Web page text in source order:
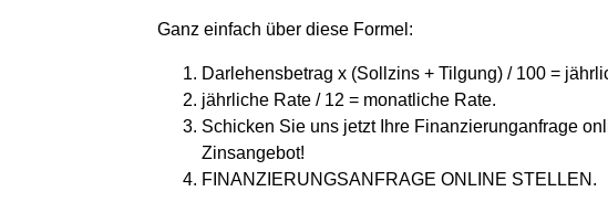
Ganz einfach über diese Formel:
Darlehensbetrag x (Sollzins + Tilgung) / 100 =
jährliche Rate / 12 = monatliche Rate.
Schicken Sie uns jetzt Ihre Finanzierunganfrage
Zinsangebot!
FINANZIERUNGSANFRAGE ONLINE STELLEN.